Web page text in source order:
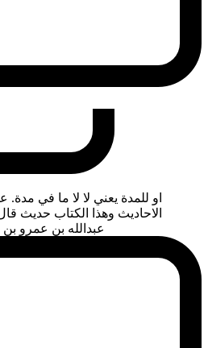
او للمدة يعني لا لا ما في مدة.
الاحاديث وهذا الكتاب حديث
عبدالله بن عمرو